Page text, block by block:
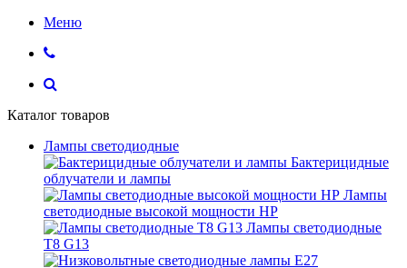
Меню
Каталог товаров
Лампы светодиодные
Бактерицидные
облучатели и лампы
Лампы
светодиодные высокой мощности HP
Лампы светодиодные
Т8 G13